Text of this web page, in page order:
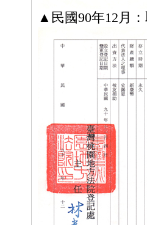
▲民國90年12月